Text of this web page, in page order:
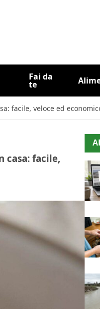
Fai da
te
facile, veloce ed
casa: facile,